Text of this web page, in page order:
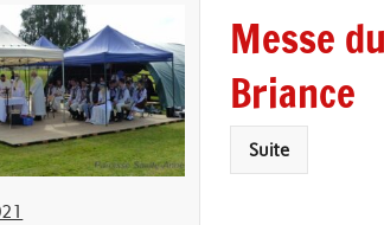
Messe
Briance
Suite